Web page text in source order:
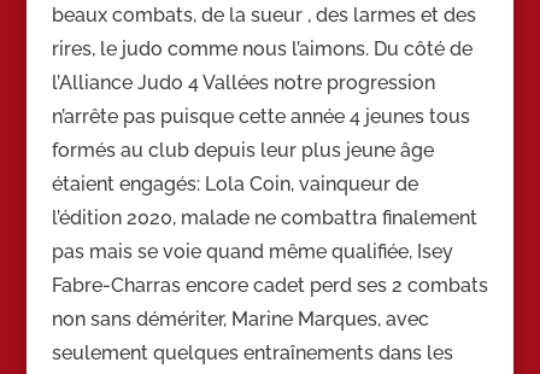
beaux combats, de la sueur , des larmes et des
rires, le judo comme nous l’aimons. Du côté de
l’Alliance Judo 4 Vallées notre progression
n’arrête pas puisque cette année 4 jeunes tous
formés au club depuis leur plus jeune âge
étaient engagés: Lola Coin, vainqueur de
l’édition 2020, malade ne combattra finalement
pas mais se voie quand même qualifiée, Isey
Fabre-Charras encore cadet perd ses 2 combats
non sans démériter, Marine Marques, avec
seulement quelques entraînements dans les